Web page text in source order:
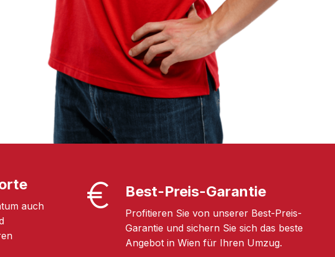
auch
Best-Preis-Garantie
Profitieren Sie von unserer Best-Preis-
Garantie und sichern Sie sich das beste
Angebot in Wien für Ihren Umzug.